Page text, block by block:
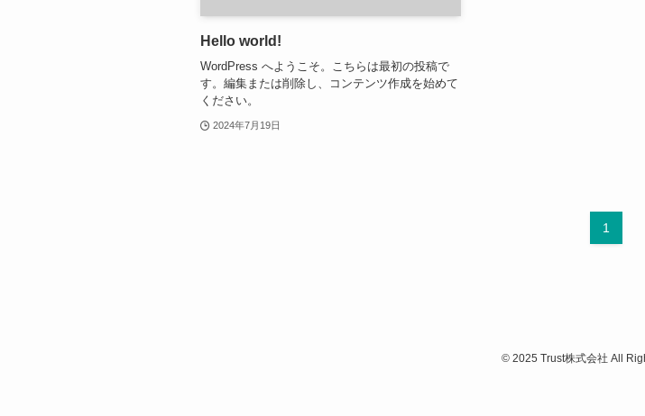
Hello world!
WordPress へようこそ。こちらは最初の投稿で
す。編集または削除し、コンテンツ作成を始めて
ください。
2024年7月19日
1
© 2025 Trust株式会社 All